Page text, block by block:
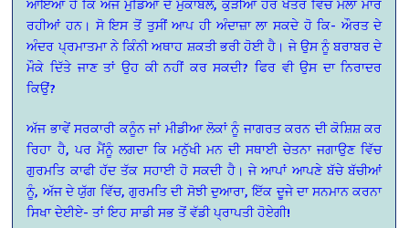
ਆਇਆ ਹੈ ਕਿ ਅੱਜ ਮੁੰਡਿਆਂ ਦੇ ਮੁਕਾਬਲੇ, ਕੁੜੀਆਂ ਹਰ ਖੇਤਰ ਵਿੱਚ ਮੱਲਾਂ ਮਾਰ
ਰਹੀਆਂ ਹਨ। ਸੋ ਇਸ ਤੋਂ ਤੁਸੀਂ ਆਪ ਹੀ ਅੰਦਾਜ਼ਾ ਲਾ ਸਕਦੇ ਹੋ ਕਿ- ਔਰਤ ਦੇ
ਅੰਦਰ ਪ੍ਰਮਾਤਮਾ ਨੇ ਕਿੰਨੀ ਅਥਾਹ ਸ਼ਕਤੀ ਭਰੀ ਹੋਈ ਹੈ। ਜੇ ਉਸ ਨੂੰ ਬਰਾਬਰ ਦੇ
ਮੌਕੇ ਦਿੱਤੇ ਜਾਣ ਤਾਂ ਉਹ ਕੀ ਨਹੀਂ ਕਰ ਸਕਦੀ? ਫਿਰ ਵੀ ਉਸ ਦਾ ਨਿਰਾਦਰ
ਕਿਉਂ?
ਅੱਜ ਭਾਵੇਂ ਸਰਕਾਰੀ ਕਨੂੰਨ ਜਾਂ ਮੀਡੀਆ ਲੋਕਾਂ ਨੂੰ ਜਾਗਰਤ ਕਰਨ ਦੀ ਕੋਸ਼ਿਸ਼ ਕਰ
ਰਿਹਾ ਹੈ, ਪਰ ਮੈਂਨੂੰ ਲਗਦਾ ਕਿ ਮਨੁੱਖੀ ਮਨ ਦੀ ਸਥਾਈ ਚੇਤਨਾ ਜਗਾਉਣ ਵਿੱਚ
ਗੁਰਮਤਿ ਕਾਫੀ ਹੱਦ ਤੱਕ ਸਹਾਈ ਹੋ ਸਕਦੀ ਹੈ। ਜੇ ਆਪਾਂ ਆਪਣੇ ਬੱਚੇ ਬੱਚੀਆਂ
ਨੂੰ, ਅੱਜ ਦੇ ਯੁੱਗ ਵਿੱਚ, ਗੁਰਮਤਿ ਦੀ ਸੋਝੀ ਦੁਆਰਾ, ਇੱਕ ਦੂਜੇ ਦਾ ਸਨਮਾਨ ਕਰਨਾ
ਸਿਖਾ ਦੇਈਏ- ਤਾਂ ਇਹ ਸਾਡੀ ਸਭ ਤੋਂ ਵੱਡੀ ਪ੍ਰਾਪਤੀ ਹੋਏਗੀ!